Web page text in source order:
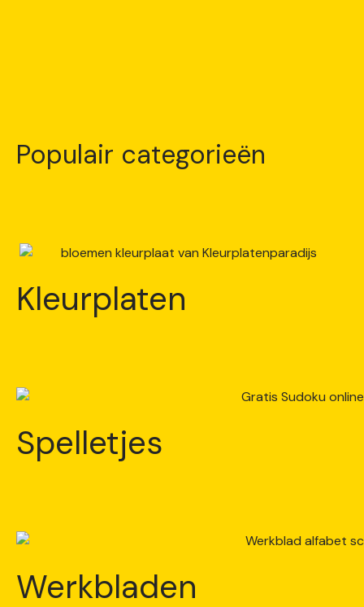
Populair categorieën
Kleurplaten
Spelletjes
Werkbladen